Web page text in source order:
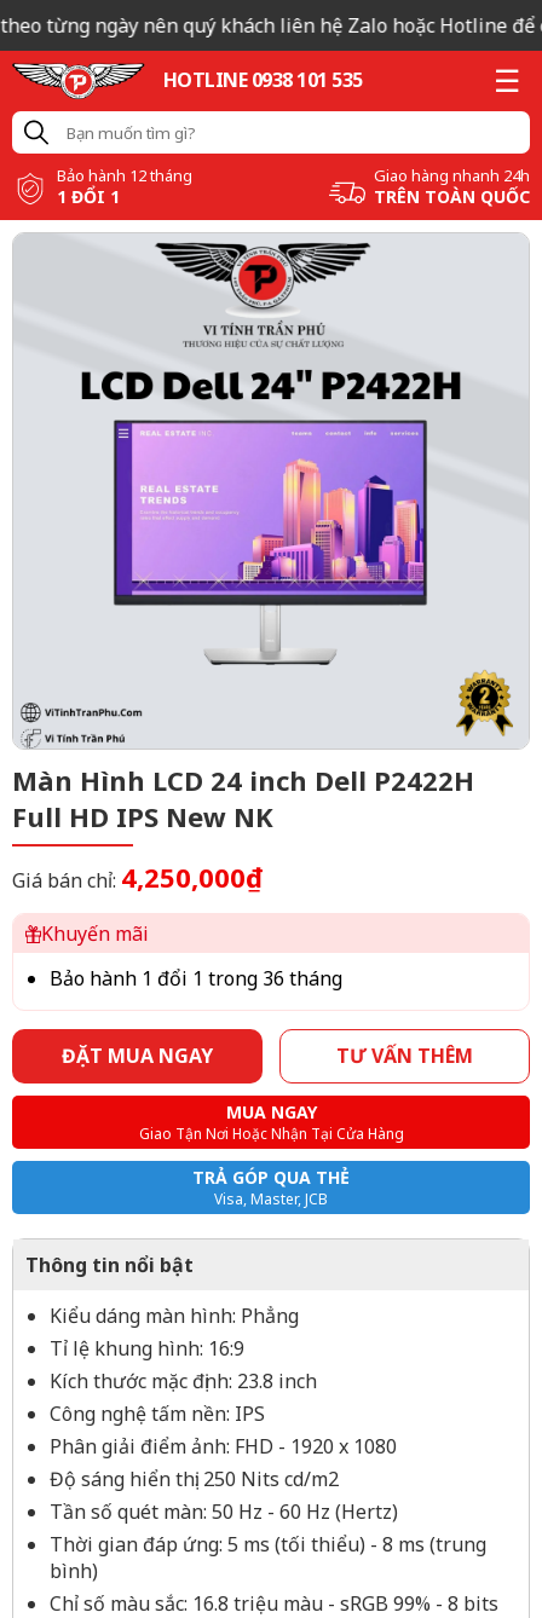
từng ngày nên quý khách liên hệ Zalo hoặc Hotline để
HOTLINE 0938 101 535
Bảo hành 12 tháng
1 ĐỔI 1
Giao hàng nhanh 24h
TRÊN TOÀN QUỐC
Màn Hình LCD 24 inch Dell P2422H
Full HD IPS New NK
Giá bán chỉ: 4,250,000₫
Khuyến mãi
Bảo hành 1 đổi 1 trong 36 tháng
ĐẶT MUA NGAY TƯ VẤN THÊM
MUA NGAY
Giao Tận Nơi Hoặc Nhận Tại Cửa Hàng
TRẢ GÓP QUA THẺ
Visa, Master, JCB
Thông tin nổi bật
Kiểu dáng màn hình: Phẳng
Tỉ lệ khung hình: 16:9
Kích thước mặc định: 23.8 inch
Công nghệ tấm nền: IPS
Phân giải điểm ảnh: FHD - 1920 x 1080
Độ sáng hiển thị: 250 Nits cd/m2
Tần số quét màn: 50 Hz - 60 Hz (Hertz)
Thời gian đáp ứng: 5 ms (tối thiểu) - 8 ms (trung
bình)
Chỉ số màu sắc: 16.8 triệu màu - sRGB 99% - 8 bits